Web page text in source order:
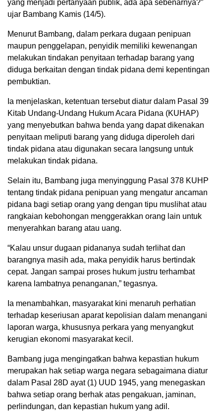
yang menjadi pertanyaan publik, ada apa sebenarnya?”
ujar Bambang Kamis (14/5).
Menurut Bambang, dalam perkara dugaan penipuan
maupun penggelapan, penyidik memiliki kewenangan
melakukan tindakan penyitaan terhadap barang yang
diduga berkaitan dengan tindak pidana demi kepentingan
pembuktian.
Ia menjelaskan, ketentuan tersebut diatur dalam Pasal 39
Kitab Undang-Undang Hukum Acara Pidana (KUHAP)
yang menyebutkan bahwa benda yang dapat dikenakan
penyitaan meliputi barang yang diduga diperoleh dari
tindak pidana atau digunakan secara langsung untuk
melakukan tindak pidana.
Selain itu, Bambang juga menyinggung Pasal 378 KUHP
tentang tindak pidana penipuan yang mengatur ancaman
pidana bagi setiap orang yang dengan tipu muslihat atau
rangkaian kebohongan menggerakkan orang lain untuk
menyerahkan barang atau uang.
“Kalau unsur dugaan pidananya sudah terlihat dan
barangnya masih ada, maka penyidik harus bertindak
cepat. Jangan sampai proses hukum justru terhambat
karena lambatnya penanganan,” tegasnya.
Ia menambahkan, masyarakat kini menaruh perhatian
terhadap keseriusan aparat kepolisian dalam menangani
laporan warga, khususnya perkara yang menyangkut
kerugian ekonomi masyarakat kecil.
Bambang juga mengingatkan bahwa kepastian hukum
merupakan hak setiap warga negara sebagaimana diatur
dalam Pasal 28D ayat (1) UUD 1945, yang menegaskan
bahwa setiap orang berhak atas pengakuan, jaminan,
perlindungan, dan kepastian hukum yang adil.